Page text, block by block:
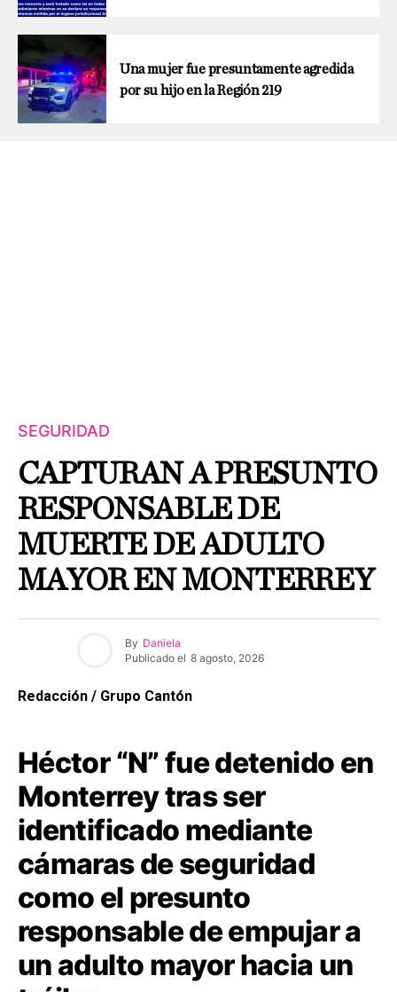
Una mujer fue presuntamente agredida
por su hijo en la Región 219
SEGURIDAD
CAPTURAN A PRESUNTO
RESPONSABLE DE
MUERTE DE ADULTO
MAYOR EN MONTERREY
By Daniela
Publicado el 8 agosto, 2026
Redacción / Grupo Cantón
Héctor “N” fue detenido en
Monterrey tras ser
identificado mediante
cámaras de seguridad
como el presunto
responsable de empujar a
un adulto mayor hacia un